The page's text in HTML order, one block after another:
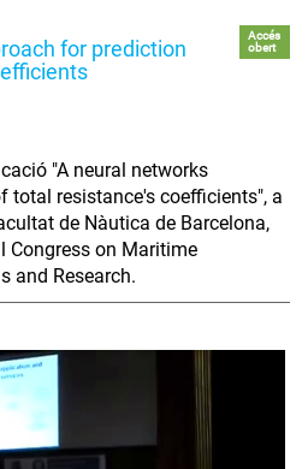
for prediction
Accés
obert
"A neural networks
total resistance's coefficients", a
de Nàutica de Barcelona,
Congress on Maritime
and Research.